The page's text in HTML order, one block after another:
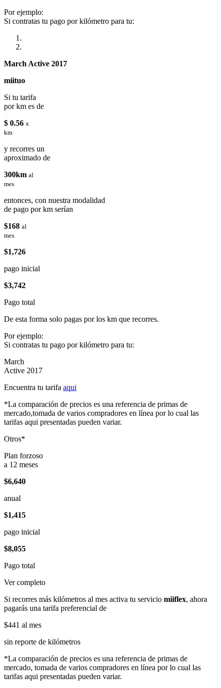
Por ejemplo:
Si contratas tu pago por kilómetro para tu:
March Active 2017
miituo
Si tu tarifa
por km es de
$ 0.56 x
km
y recorres un
aproximado de
300km al
mes
entonces, con nuestra modalidad
de pago por km serían
$168 al
mes
$1,726
pago inicial
$3,742
Pago total
De esta forma solo pagas por los km que recorres.
Por ejemplo:
Si contratas tu pago por kilómetro para tu:
March
Active 2017
Encuentra tu tarifa aqui
*La comparación de precios es una referencia de primas de
mercado,tomada de varios compradores en línea por lo cual las
tarifas aqui presentadas pueden variar.
Otros*
Plan forzoso
a 12 meses
$6,640
anual
$1,415
pago inicial
$8,055
Pago total
Ver completo
Si recorres más kilómetros al mes activa tu servicio miiflex, ahora
pagarás una tarifa preferencial de
$441 al mes
sin reporte de kilómetros
*La comparación de precios es una referencia de primas de
mercado, tomada de varios compradores en línea por lo cual las
tarifas aqui presentadas pueden variar.